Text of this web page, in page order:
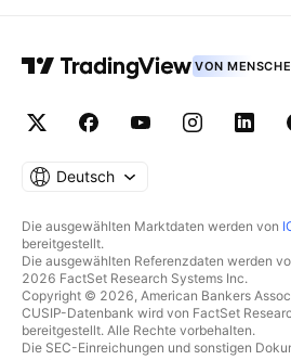
VON
Deutsch
Die ausgewählten Marktdaten werden von
bereitgestellt.
Die ausgewählten Referenzdaten werden
2026 FactSet Research Systems Inc.
Copyright © 2026, American Bankers
CUSIP-Datenbank wird von FactSet
bereitgestellt. Alle Rechte vorbehalten.
Die SEC-Einreichungen und sonstigen